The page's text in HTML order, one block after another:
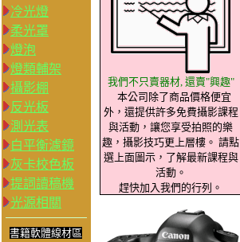
冷光燈
柔光罩
燈泡
燈類輔架
攝影棚
反光板
測光表
白平衡濾鏡
灰卡校色板
提詞讀稿機
光源相關
書籍軟體線材區
我們不只賣器材, 還賣"興趣"
本公司除了商品價格便宜
外，還提供許多免費攝影課程
與活動，讓您享受拍照的樂
趣，攝影技巧更上層樓。 請點
選上面圖示，了解最新課程與
活動。
趕快加入我們的行列。